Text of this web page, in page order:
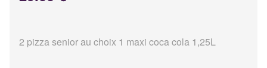
2 pizza senior au choix 1 maxi coca cola 1,25L